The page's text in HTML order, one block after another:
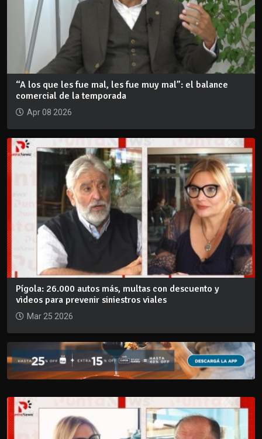
“A los que les fue mal, les fue muy mal”: el balance
comercial de la temporada
Apr 08 2026
Pígola: 26.000 autos más, multas con descuento y
videos para prevenir siniestros viales
Mar 25 2026